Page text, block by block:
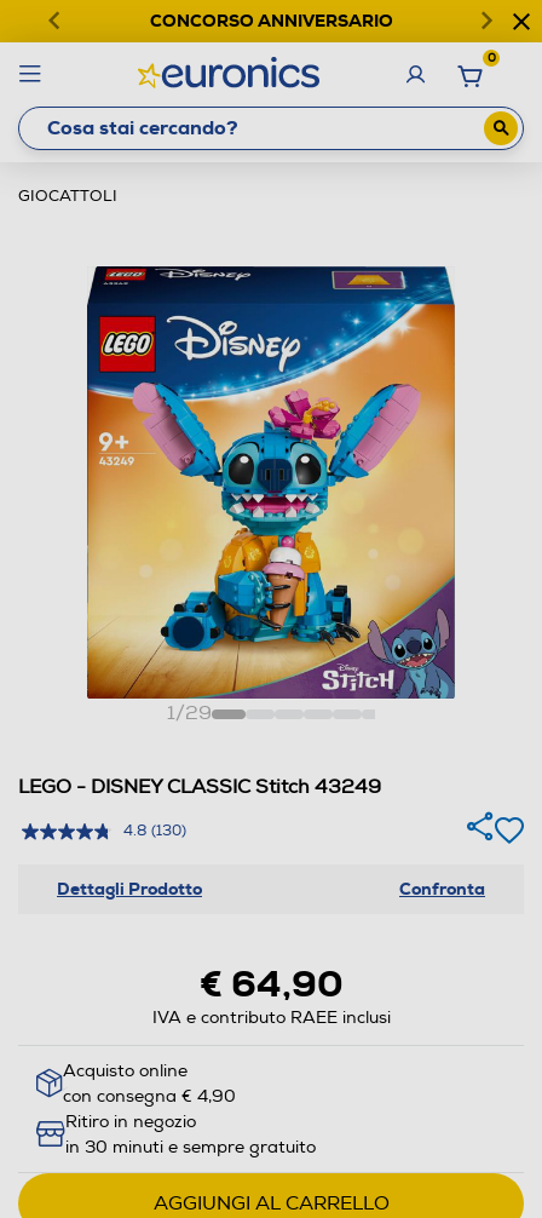
CONCORSO ANNIVERSARIO
0
GIOCATTOLI
1/29
LEGO - DISNEY CLASSIC Stitch 43249
4.8 (130)
Dettagli Prodotto Confronta
€ 64,90
IVA e contributo RAEE inclusi
Acquisto online
con consegna € 4,90
Ritiro in negozio
in 30 minuti e sempre gratuito
AGGIUNGI AL CARRELLO